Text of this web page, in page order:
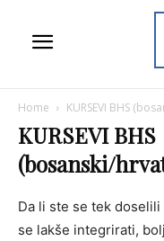
Home KURSEVI BHS
KURSEVI BHS
(bosanski/
Da li ste se tek
se lakše integrirati,